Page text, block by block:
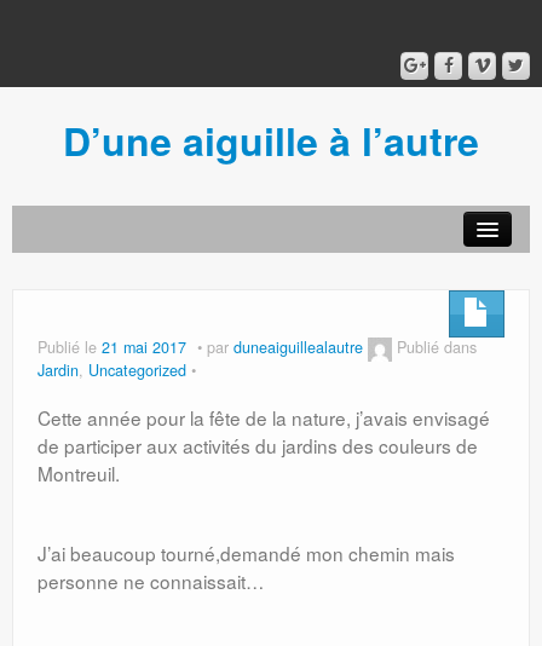
D’une aiguille à l’autre
Publié le 21 mai 2017 par duneaiguillealautre
Publié dans
Jardin, Uncategorized
Cette année pour la fête de la nature, j’avais envisagé
de participer aux activités du jardins des couleurs de
Montreuil.
J’ai beaucoup tourné,demandé mon chemin mais
personne ne connaissait…